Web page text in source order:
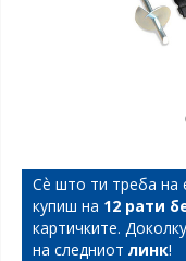
Сѐ што ти треба на
купиш на 12 рати
картичките.
на следниот линк!